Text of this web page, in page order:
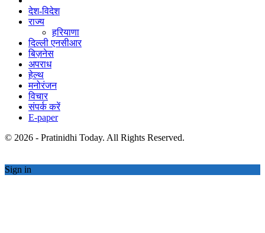
देश-विदेश
राज्य
हरियाणा
दिल्ली एनसीआर
बिज़नेस
अपराध
हेल्थ
मनोरंजन
विचार
संपर्क करें
E-paper
© 2026 - Pratinidhi Today. All Rights Reserved.
Sign in